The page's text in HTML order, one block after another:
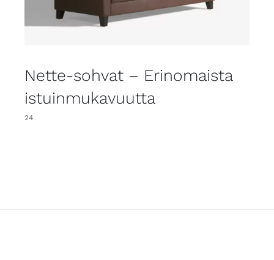
Nette-sohvat – Erinomaista
istuinmukavuutta
24